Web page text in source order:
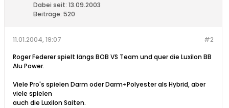
Dabei seit: 13.09.2003
Beiträge: 520
#2
11.01.2004, 19:07
Roger Federer spielt längs BOB VS Team und quer die Luxilon BB
Alu Power.
Viele Pro's spielen Darm oder Darm+Polyester als Hybrid, aber
viele spielen
auch die Luxilon Saiten.